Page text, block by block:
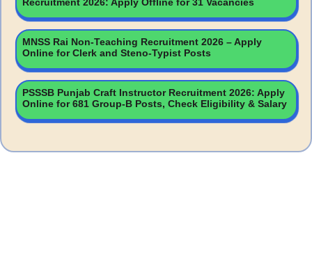
MNSS Rai Non-Teaching Recruitment 2026 – Apply
Online for Clerk and Steno-Typist Posts
PSSSB Punjab Craft Instructor Recruitment 2026: Apply
Online for 681 Group-B Posts, Check Eligibility & Salary